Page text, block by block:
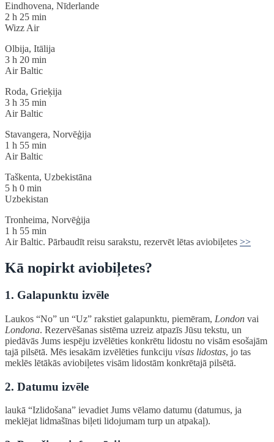
Eindhovena, Nīderlande
2 h 25 min
Wizz Air
Olbija, Itālija
3 h 20 min
Air Baltic
Roda, Grieķija
3 h 35 min
Air Baltic
Stavangera, Norvēģija
1 h 55 min
Air Baltic
Taškenta, Uzbekistāna
5 h 0 min
Uzbekistan
Tronheima, Norvēģija
1 h 55 min
Air Baltic. Pārbaudīt reisu sarakstu, rezervēt lētas aviobiļetes >>
Kā nopirkt aviobiļetes?
1. Galapunktu izvēle
Laukos “No” un “Uz” rakstiet galapunktu, piemēram, London vai
Londona. Rezervēšanas sistēma uzreiz atpazīs Jūsu tekstu, un
piedāvās Jums iespēju izvēlēties konkrētu lidostu no visām esošajām
tajā pilsētā. Mēs iesakām izvēlēties funkciju visas lidostas, jo tas
meklēs lētākās aviobiļetes visām lidostām konkrētajā pilsētā.
2. Datumu izvēle
laukā “Izlidošana” ievadiet Jums vēlamo datumu (datumus, ja
meklējat lidmašīnas biļeti lidojumam turp un atpakaļ).